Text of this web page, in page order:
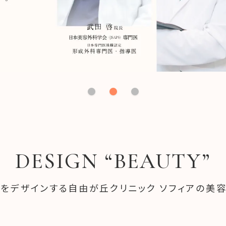
DESIGN “BEAUTY”
をデザインする 自由が丘クリニック ソフィアの美